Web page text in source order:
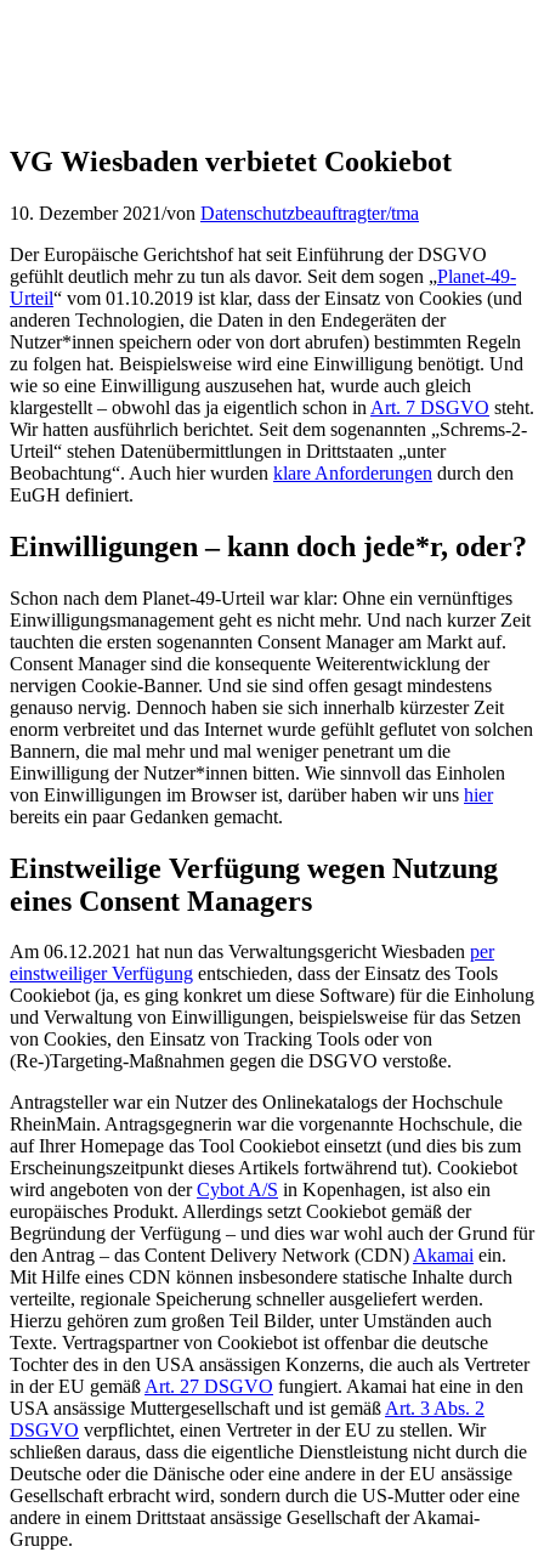
VG Wiesbaden verbietet Cookiebot
10. Dezember 2021/von Datenschutzbeauftragter/tma
Der Europäische Gerichtshof hat seit Einführung der DSGVO
gefühlt deutlich mehr zu tun als davor. Seit dem sogen „Planet-49-
Urteil“ vom 01.10.2019 ist klar, dass der Einsatz von Cookies (und
anderen Technologien, die Daten in den Endegeräten der
Nutzer*innen speichern oder von dort abrufen) bestimmten Regeln
zu folgen hat. Beispielsweise wird eine Einwilligung benötigt. Und
wie so eine Einwilligung auszusehen hat, wurde auch gleich
klargestellt – obwohl das ja eigentlich schon in Art. 7 DSGVO steht.
Wir hatten ausführlich berichtet. Seit dem sogenannten „Schrems-2-
Urteil“ stehen Datenübermittlungen in Drittstaaten „unter
Beobachtung“. Auch hier wurden klare Anforderungen durch den
EuGH definiert.
Einwilligungen – kann doch jede*r, oder?
Schon nach dem Planet-49-Urteil war klar: Ohne ein vernünftiges
Einwilligungsmanagement geht es nicht mehr. Und nach kurzer Zeit
tauchten die ersten sogenannten Consent Manager am Markt auf.
Consent Manager sind die konsequente Weiterentwicklung der
nervigen Cookie-Banner. Und sie sind offen gesagt mindestens
genauso nervig. Dennoch haben sie sich innerhalb kürzester Zeit
enorm verbreitet und das Internet wurde gefühlt geflutet von solchen
Bannern, die mal mehr und mal weniger penetrant um die
Einwilligung der Nutzer*innen bitten. Wie sinnvoll das Einholen
von Einwilligungen im Browser ist, darüber haben wir uns hier
bereits ein paar Gedanken gemacht.
Einstweilige Verfügung wegen Nutzung
eines Consent Managers
Am 06.12.2021 hat nun das Verwaltungsgericht Wiesbaden per
einstweiliger Verfügung entschieden, dass der Einsatz des Tools
Cookiebot (ja, es ging konkret um diese Software) für die Einholung
und Verwaltung von Einwilligungen, beispielsweise für das Setzen
von Cookies, den Einsatz von Tracking Tools oder von
(Re-)Targeting-Maßnahmen gegen die DSGVO verstoße.
Antragsteller war ein Nutzer des Onlinekatalogs der Hochschule
RheinMain. Antragsgegnerin war die vorgenannte Hochschule, die
auf Ihrer Homepage das Tool Cookiebot einsetzt (und dies bis zum
Erscheinungszeitpunkt dieses Artikels fortwährend tut). Cookiebot
wird angeboten von derCybot A/S in Kopenhagen, ist also ein
europäisches Produkt. Allerdings setzt Cookiebot gemäß der
Begründung der Verfügung – und dies war wohl auch der Grund für
den Antrag – das Content Delivery Network (CDN)Akamai ein.
Mit Hilfe eines CDN können insbesondere statische Inhalte durch
verteilte, regionale Speicherung schneller ausgeliefert werden.
Hierzu gehören zum großen Teil Bilder, unter Umständen auch
Texte. Vertragspartner von Cookiebot ist offenbar die deutsche
Tochter des in den USA ansässigen Konzerns, die auch als Vertreter
in der EU gemäßArt. 27 DSGVO fungiert. Akamai hat eine in den
USA ansässige Muttergesellschaft und ist gemäßArt. 3 Abs. 2
DSGVO verpflichtet, einen Vertreter in der EU zu stellen. Wir
schließen daraus, dass die eigentliche Dienstleistung nicht durch die
Deutsche oder die Dänische oder eine andere in der EU ansässige
Gesellschaft erbracht wird, sondern durch die US-Mutter oder eine
andere in einem Drittstaat ansässige Gesellschaft der Akamai-
Gruppe.